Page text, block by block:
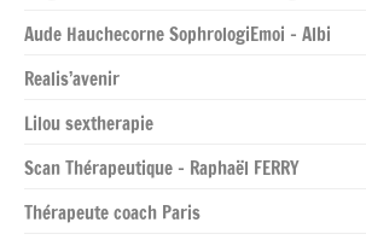
Aude Hauchecorne SophrologiEmoi – Albi
Realis’avenir
Lilou sextherapie
Scan Thérapeutique – Raphaël FERRY
Thérapeute coach Paris